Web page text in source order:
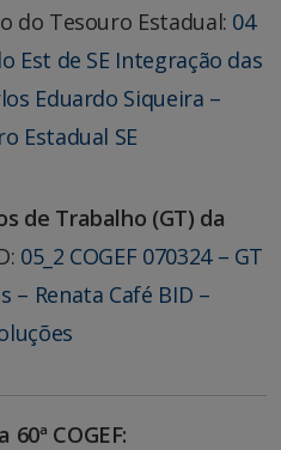
do Tesouro Estadual: 04
Est de SE Integração das
Eduardo Siqueira –
Estadual SE
de Trabalho (GT) da
05_2 COGEF 070324 – GT
– Renata Café BID –
COGEF: